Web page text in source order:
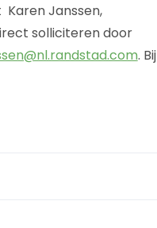
Janssen,
solliciteren door
. Bij